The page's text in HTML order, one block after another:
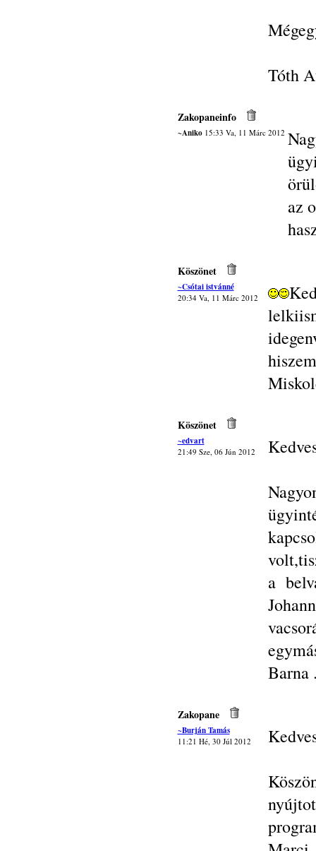
Tóth
Zakopaneinfo
~Aniko15:33 Va, 11 Márc 2012
az
Köszönet
~Csótai istvánné
20:34 Va, 11 Márc 2012
Köszönet
~edvart
21:49 Sze, 06 Jún 2012
a
Barna
Zakopane
~Burján Tamás
11:21 Hé, 30 Júl 2012